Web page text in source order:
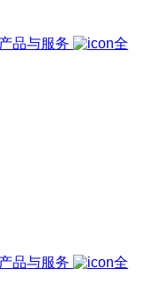
产品与服务
全
产品与服务
全